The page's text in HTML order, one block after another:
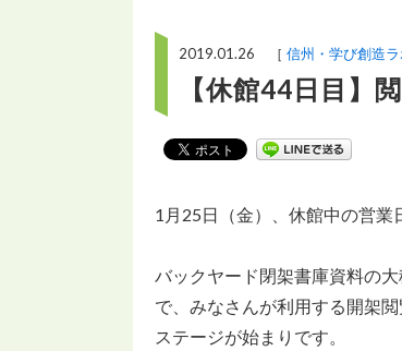
2019.01.26 ［ 信州・学び創造
【休館44日目】
1月25日（金）、休館中の営業
バックヤード閉架書庫資料の
で、みなさんが利用する開架
ステージが始まりです。